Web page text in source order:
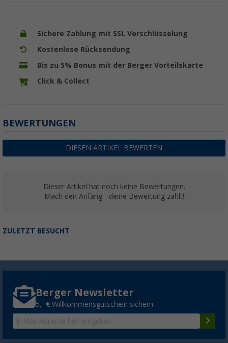
Sichere Zahlung mit SSL Verschlüsselung
Kostenlose Rücksendung
Bis zu 5% Bonus mit der Berger Vorteilskarte
Click & Collect
BEWERTUNGEN
DIESEN ARTIKEL BEWERTEN
Dieser Artikel hat noch keine Bewertungen.
Mach den Anfang - deine Bewertung zählt!
ZULETZT BESUCHT
Berger Newsletter
5,- € Willkommensgutschein sichern